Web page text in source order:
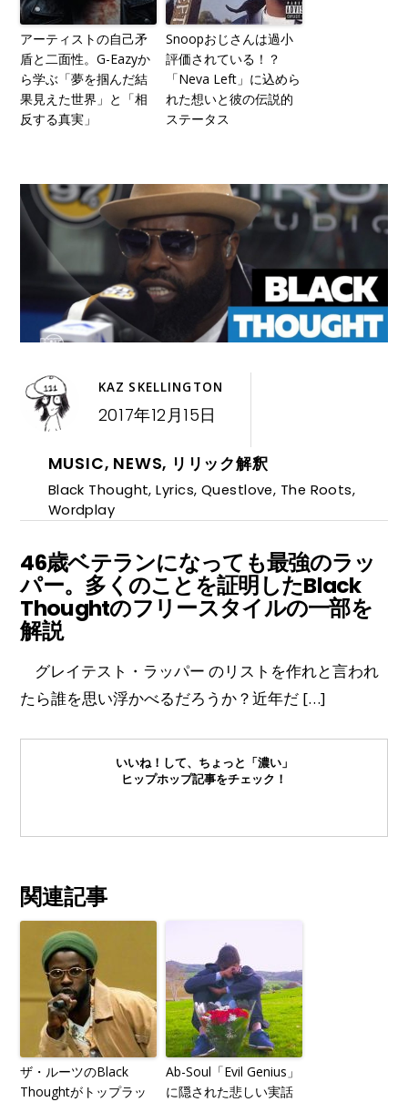
アーティストの自己矛
盾と二面性。G-Eazyか
ら学ぶ「夢を掴んだ結
果見えた世界」と「相
反する真実」
Snoopおじさんは過小
評価されている！？
「Neva Left」に込めら
れた想いと彼の伝説的
ステータス
KAZ SKELLINGTON
2017年12月15日
MUSIC, NEWS, リリック解釈
Black Thought,Lyrics, Questlove, The Roots,
Wordplay
46歳ベテランになっても最強のラッ
パー。多くのことを証明したBlack
Thoughtのフリースタイルの一部を
解説
グレイテスト・ラッパー のリストを作れと言われ
たら誰を思い浮かべるだろうか？近年だ […]
いいね！して、ちょっと「濃い」
ヒップホップ記事をチェック！
関連記事
ザ・ルーツのBlack
Thoughtがトップラッ
Ab-Soul「Evil Genius」
に隠された悲しい実話